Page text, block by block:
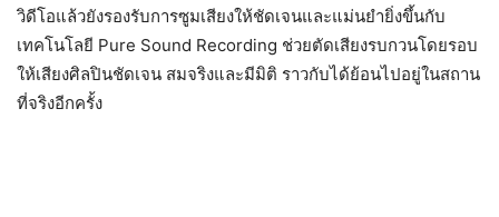
วิดีโอแล้วยังรองรับการซูมเสียงให้ชัดเจนและแม่นยำยิ่งขึ้นกับ
เทคโนโลยี Pure Sound Recording ช่วยตัดเสียงรบกวนโดยรอบ
ให้เสียงศิลปินชัดเจน สมจริงและมีมิติ ราวกับได้ย้อนไปอยู่ในสถาน
ที่จริงอีกครั้ง